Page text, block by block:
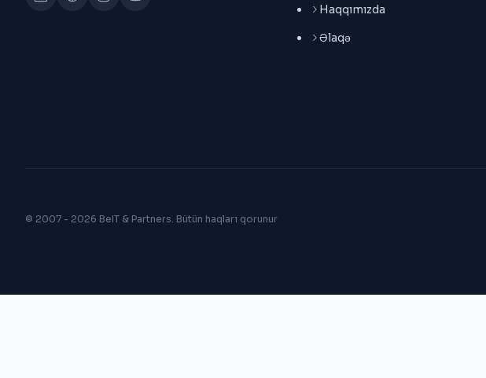
Haqqımızda
Əlaqə
© 2007 - 2026 BeIT & Partners. Bütün haqları qorunur